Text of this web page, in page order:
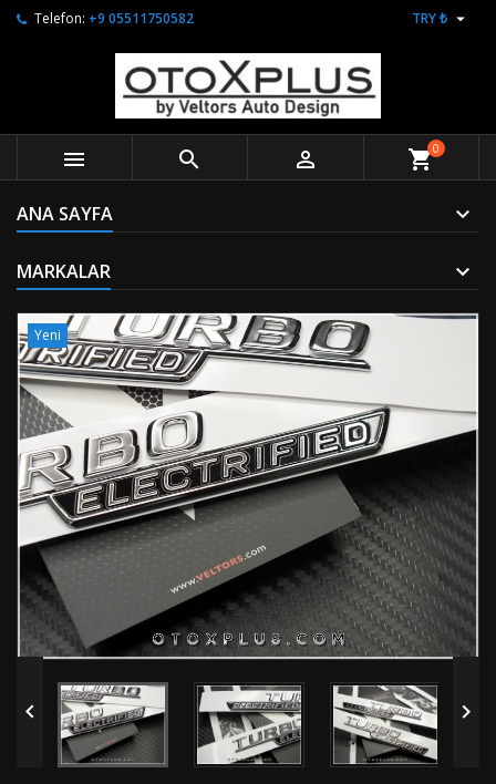
Telefon: +9 05511750582 TRY ₺ 
   shopping_cart0
ANA SAYFA
MARKALAR
Yeni
 